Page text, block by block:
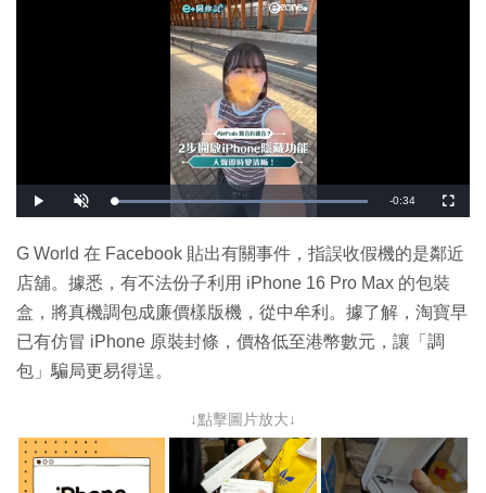
播
放
開
啟
載
入
:
1
0
%
剩
時
-0:34
全
螢
G World 在 Facebook 貼出有關事件，指誤收假機的是鄰近
店舖。據悉，有不法份子利用 iPhone 16 Pro Max 的包裝
盒，將真機調包成廉價樣版機，從中牟利。據了解，淘寶早
已有仿冒 iPhone 原裝封條，價格低至港幣數元，讓「調
包」騙局更易得逞。
↓點擊圖片放大↓